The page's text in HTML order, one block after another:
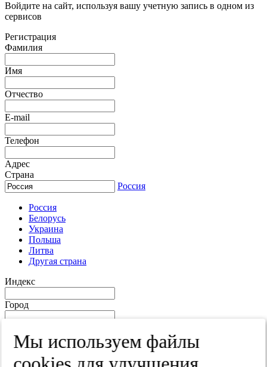
Войдите на сайт, используя вашу учетную запись в одном из
сервисов
Регистрация
Фамилия
Имя
Отчество
E-mail
Телефон
Адрес
Страна
Россия
Россия
Белорусь
Украина
Польша
Литва
Другая страна
Индекс
Город
Улица
Мы используем файлы